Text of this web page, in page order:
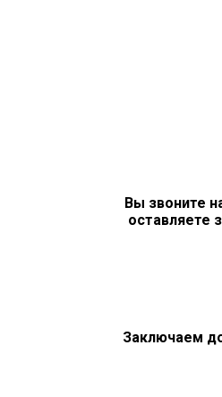
Вы звоните
оставляете
Заключаем